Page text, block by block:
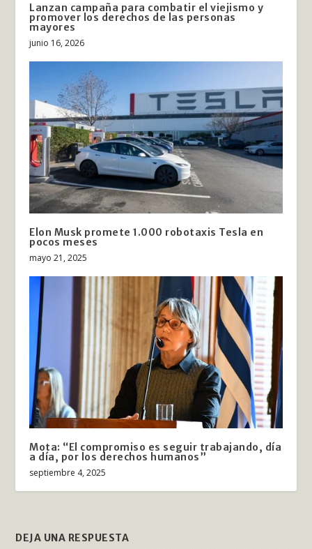
Lanzan campaña para combatir el viejismo y
promover los derechos de las personas
mayores
junio 16, 2026
Elon Musk promete 1.000 robotaxis Tesla en
pocos meses
mayo 21, 2025
Mota: “El compromiso es seguir trabajando, día
a día, por los derechos humanos”
septiembre 4, 2025
DEJA UNA RESPUESTA